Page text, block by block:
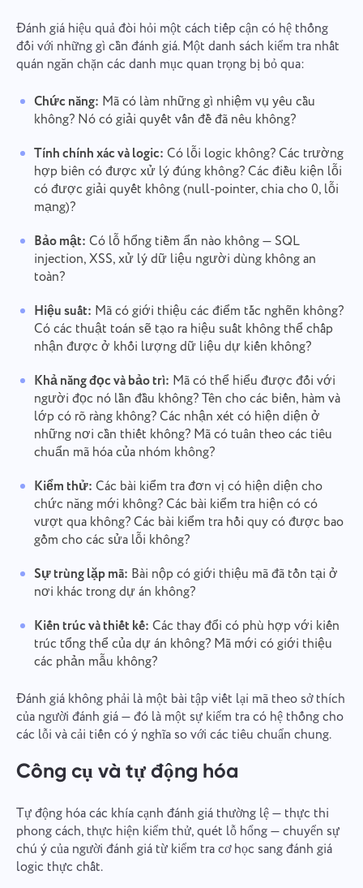
Đánh giá hiệu quả đòi hỏi một cách tiếp cận có hệ thống
đối với những gì cần đánh giá. Một danh sách kiểm tra nhất
quán ngăn chặn các danh mục quan trọng bị bỏ qua:
Chức năng: Mã có làm những gì nhiệm vụ yêu cầu
không? Nó có giải quyết vấn đề đã nêu không?
Tính chính xác và logic: Có lỗi logic không? Các trường
hợp biên có được xử lý đúng không? Các điều kiện lỗi
có được giải quyết không (null-pointer, chia cho 0, lỗi
mạng)?
Bảo mật: Có lỗ hổng tiềm ẩn nào không — SQL
injection, XSS, xử lý dữ liệu người dùng không an
toàn?
Hiệu suất: Mã có giới thiệu các điểm tắc nghẽn không?
Có các thuật toán sẽ tạo ra hiệu suất không thể chấp
nhận được ở khối lượng dữ liệu dự kiến không?
Khả năng đọc và bảo trì: Mã có thể hiểu được đối với
người đọc nó lần đầu không? Tên cho các biến, hàm và
lớp có rõ ràng không? Các nhận xét có hiện diện ở
những nơi cần thiết không? Mã có tuân theo các tiêu
chuẩn mã hóa của nhóm không?
Kiểm thử: Các bài kiểm tra đơn vị có hiện diện cho
chức năng mới không? Các bài kiểm tra hiện có có
vượt qua không? Các bài kiểm tra hồi quy có được bao
gồm cho các sửa lỗi không?
Sự trùng lặp mã: Bài nộp có giới thiệu mã đã tồn tại ở
nơi khác trong dự án không?
Kiến trúc và thiết kế: Các thay đổi có phù hợp với kiến
trúc tổng thể của dự án không? Mã mới có giới thiệu
các phản mẫu không?
Đánh giá không phải là một bài tập viết lại mã theo sở thích
của người đánh giá — đó là một sự kiểm tra có hệ thống cho
các lỗi và cải tiến có ý nghĩa so với các tiêu chuẩn chung.
Công cụ và tự động hóa
Tự động hóa các khía cạnh đánh giá thường lệ — thực thi
phong cách, thực hiện kiểm thử, quét lỗ hổng — chuyển sự
chú ý của người đánh giá từ kiểm tra cơ học sang đánh giá
logic thực chất.
Báo cáo lỗi dịch
xác
Duyệt tập tinhoặc kéo và thả
Gửi
Kết nối với chúng tôi
Tên
Số điện thoại
Email
Tin nhắn của bạn
Gửi
Bằng cách nhấp vào nút "Gửi", bạn đồng ý xử lý dữ
liệu cá nhân của mình theoChính sách bảo mật.
Báo cáo một lỗi
Vui lòng mô tả vấn đề bạn gặp phải chi tiết, cung
tệp có liên quan nào. Sự tham gia tích cực của bạn
giúp chúng tôi cải thiện trải nghiệm người dùng,
đảm bảo dịch vụ tốt hơn cho mọi người.
Duyệt tập tin
Gửi
Your message has been sent
successfully
We will contact you soon
Cảm ơn bạn đã trở thành một
phần của Taskee
Chúng tôi chắc chắn sẽ làm quen với nó và cố gắng
áp dụng nó vào sản phẩm. Bạn giúp chúng tôi
ngày càng trở nên tốt hơn!
Đề xuất tính năng của bạn
Tính năng
Đề xuất
Bằng cách nhấp vào nút, bạn xác nhận sự
đồng ý của mình đối với việc xử lý thông tin của